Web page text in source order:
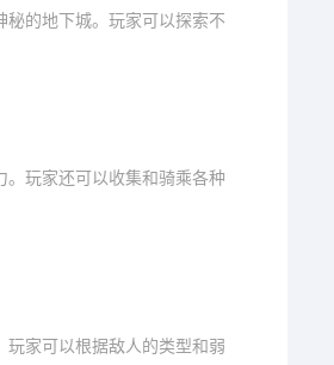
秘的地下城。玩家可以探索不
玩家还可以收集和骑乘各种
玩家可以根据敌人的类型和弱